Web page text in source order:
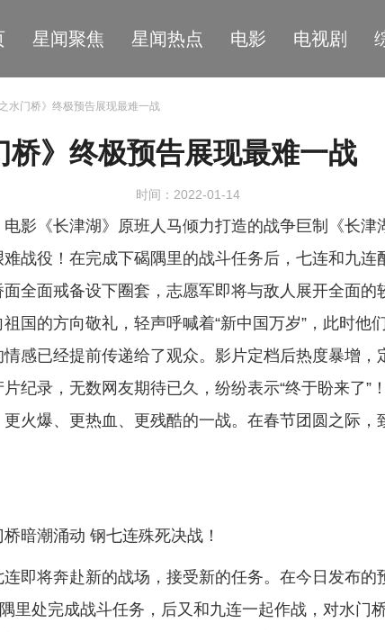
星闻聚焦 星闻热点 电影 电视剧
水门桥》终极预告展现最难一战
桥》终极预告展现最难一战
时间：2022-01-14
影《长津湖》原班人马倾力打造的战争巨制《长津
战役！在完成下碣隅里的战斗任务后，七连和九连
全面戒备设下圈套，志愿军即将与敌人展开全面的
国的方向敬礼，轻声呼喊着“新中国万岁”，此时他
感已经提前传递给了观众。影片定档后热度暴增，
纪录，无数网友期待已久，纷纷表示“终于盼来了”
火爆、更热血、更残酷的一战。在春节团圆之际，
暗潮涌动 钢七连殊死决战！
连即将奔赴新的战场，接受新的任务。在今日发布
里处完成战斗任务，后又和九连一起作战，对水门